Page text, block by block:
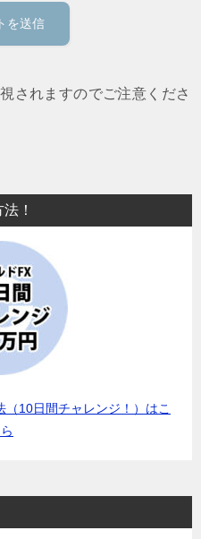
されますのでご注意くださ
！
10日間チャレンジ！）はこ